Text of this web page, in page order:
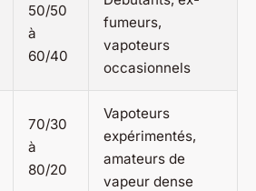
50/50
à
60/40
fumeurs,
vapoteurs
occasionnels
70/30
à
80/20
Vapoteurs
expérimentés,
amateurs de
vapeur dense